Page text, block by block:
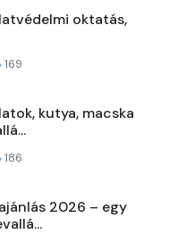
oktatás,
169
kutya, macska
186
2026 – egy